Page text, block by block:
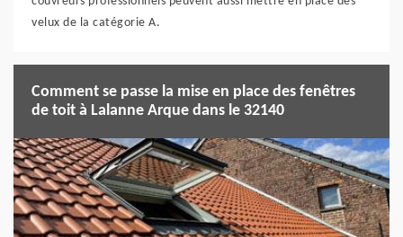
velux de la catégorie A.
Comment se passe la mise en place des fenêtres
de toit à Lalanne Arque dans le 32140